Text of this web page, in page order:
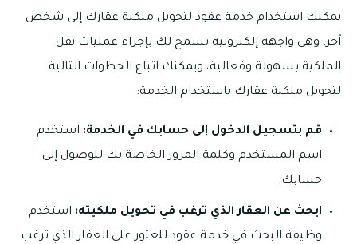
يمكنك استخدام خدمة عقود لتحويل ملكية عقارك إلى شخص
آخر، وهى واجهة إلكترونية تسمح لك بإجراء عمليات نقل
الملكية بسهولة وفعالية، ويمكنك اتباع الخطوات التالية
لتحويل ملكية عقارك باستخدام الخدمة:
قم بتسجيل الدخول إلى حسابك في الخدمة: استخدم
اسم المستخدم وكلمة المرور الخاصة بك للوصول إلى
حسابك.
ابحث عن العقار الذي ترغب في تحويل ملكيته: استخدم
وظيفة البحث في خدمة عقود للعثور على العقار الذي ترغب